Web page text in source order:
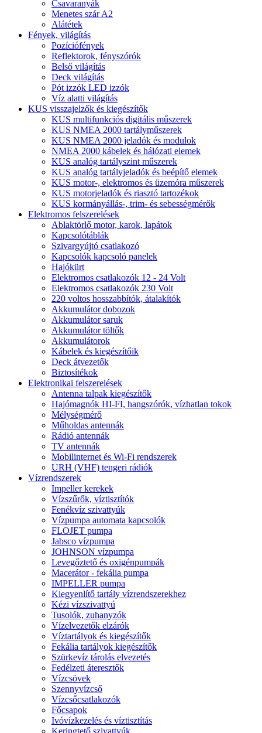
Csavaranyák
Menetes szár A2
Alátétek
Fények, világítás
Pozíciófények
Reflektorok, fényszórók
Belső világítás
Deck világítás
Pót izzók LED izzók
Víz alatti világítás
KUS visszajelzők és kiegészítők
KUS multifunkciós digitális műszerek
KUS NMEA 2000 tartályműszerek
KUS NMEA 2000 jeladók és modulok
NMEA 2000 kábelek és hálózati elemek
KUS analóg tartályszint műszerek
KUS analóg tartályjeladók és beépítő elemek
KUS motor-, elektromos és üzemóra műszerek
KUS motorjeladók és riasztó tartozékok
KUS kormányállás-, trim- és sebességmérők
Elektromos felszerelések
Ablaktörlő motor, karok, lapátok
Kapcsolótáblák
Szivargyújtó csatlakozó
Kapcsolók kapcsoló panelek
Hajókürt
Elektromos csatlakozók 12 - 24 Volt
Elektromos csatlakozók 230 Volt
220 voltos hosszabbítók, átalakítók
Akkumulátor dobozok
Akkumulátor saruk
Akkumulátor töltők
Akkumulátorok
Kábelek és kiegészítőik
Deck átvezetők
Biztosítékok
Elektronikai felszerelések
Antenna talpak kiegészítők
Hajómagnók HI-FI, hangszórók, vízhatlan tokok
Mélységmérő
Műholdas antennák
Rádió antennák
TV antennák
Mobilinternet és Wi-Fi rendszerek
URH (VHF) tengeri rádiók
Vízrendszerek
Impeller kerekek
Vízszűrők, víztisztítók
Fenékvíz szivattyúk
Vízpumpa automata kapcsolók
FLOJET pumpa
Jabsco vízpumpa
JOHNSON vízpumpa
Levegőztető és oxigénpumpák
Macerátor - fekália pumpa
IMPELLER pumpa
Kiegyenlítő tartály vízrendszerekhez
Kézi vízszivattyú
Tusolók, zuhanyzók
Vízelvezetők elzárók
Víztartályok és kiegészítők
Fekália tartályok kiegészítők
Szürkevíz tárolás elvezetés
Fedélzeti áteresztők
Vízcsövek
Szennyvízcső
Vízcsőcsatlakozók
Főcsapok
Ivóvízkezelés és víztisztítás